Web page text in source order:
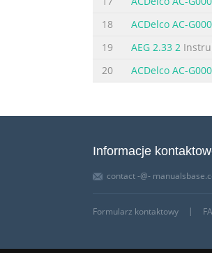
18
ACDelco AC-
19
AEG 2.33 2
20
ACDelco AC-
Informacje
contact -@-
Formularz kontaktowy